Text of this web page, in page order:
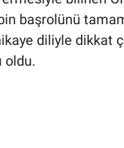
başrolünü
diliyle dikkat
oldu.